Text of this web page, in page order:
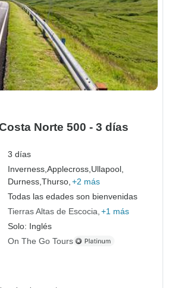
Norte 500 - 3 días
3 días
Inverness,Applecross, Ullapool,
Durness,Thurso, +2 más
Todas las edades son bienvenidas
Tierras Altas de Escocia +1 más
Solo: Inglés
On The Go Tours